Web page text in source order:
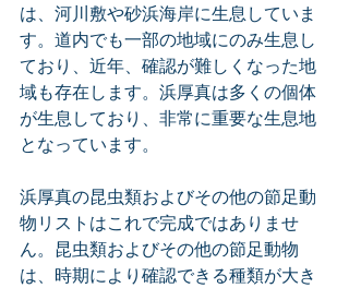
は、河川敷や砂浜海岸に生息していま
す。道内でも一部の地域にのみ生息し
ており、近年、確認が難しくなった地
域も存在します。浜厚真は多くの個体
が生息しており、非常に重要な生息地
となっています。
浜厚真の昆虫類およびその他の節足動
物リストはこれで完成ではありませ
ん。昆虫類およびその他の節足動物
は、時期により確認できる種類が大き